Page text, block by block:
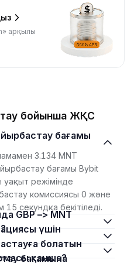
арқылы
бойынша ЖҚС
3.134 MNT
бағамы Bybit
режімінде
комиссиясы 0 және
15 секундқа бекітіледі.
қанша?